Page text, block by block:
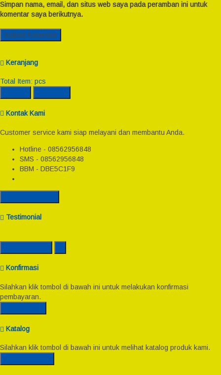
Simpan nama, email, dan situs web saya pada peramban ini untuk
komentar saya berikutnya.
Keranjang
Total Item: pcs
Kontak Kami
Customer service kami siap melayani dan membantu Anda.
Hotline - 08562956848
SMS - 08562956848
BBM - DBE5C1F9
Testimonial
Konfirmasi
Silahkan klik tombol di bawah ini untuk melakukan konfirmasi
pembayaran.
Katalog
Silahkan klik tombol di bawah ini untuk melihat katalog produk kami.